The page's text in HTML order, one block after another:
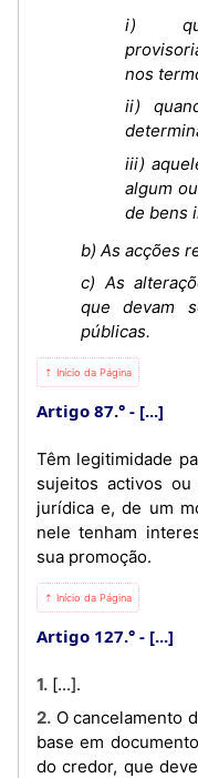
i)
nos
ii)
iii)
algum
de bens
b) As acções
c) As
que devam
públicas.
⇡ Início da Página
Artigo 87.° [...]
Têm legitimidade
sujeitos activos
jurídica e, de um
nele tenham
sua promoção.
⇡ Início da Página
Artigo 127.° [...]
1. [...].
2. O cancelamento do registo de hipoteca é feito com
base em
do credor, que